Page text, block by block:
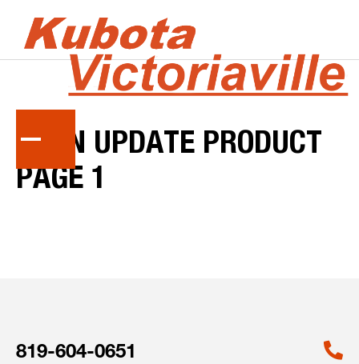
CRON UPDATE PRODUCT
PAGE 1
819-604-0651